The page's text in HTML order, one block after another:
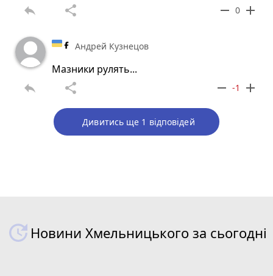
reply share remove 0 add
Андрей Кузнецов
Мазники рулять...
reply share remove -1 add
Дивитись ще 1 відповідей
Новини Хмельницького за сьогодні